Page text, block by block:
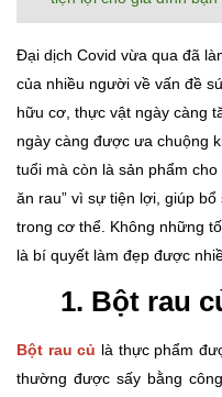
Đại dịch Covid vừa qua đã
của nhiều người về vấn đề
hữu cơ, thực vật ngày càng
ngày càng được ưa chuộng
tuổi mà còn là sản phẩm
ăn rau” vì sự tiện lợi, giúp
trong cơ thể. Không những
là bí quyết làm đẹp được
1. Bột rau
Bột rau củ là thực phẩm
thường được sấy bằng